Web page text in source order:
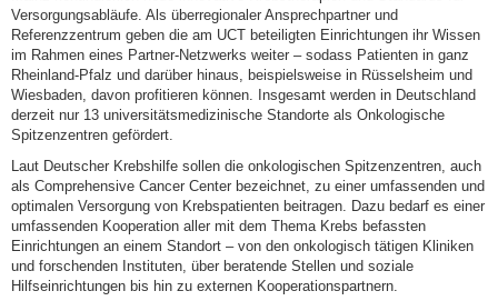
Versorgungsabläufe. Als überregionaler Ansprechpartner und
Referenzzentrum geben die am UCT beteiligten Einrichtungen ihr Wissen
im Rahmen eines Partner-Netzwerks weiter – sodass Patienten in ganz
Rheinland-Pfalz und darüber hinaus, beispielsweise in Rüsselsheim und
Wiesbaden, davon profitieren können. Insgesamt werden in Deutschland
derzeit nur 13 universitätsmedizinische Standorte als Onkologische
Spitzenzentren gefördert.
Laut Deutscher Krebshilfe sollen die onkologischen Spitzenzentren, auch
als Comprehensive Cancer Center bezeichnet, zu einer umfassenden und
optimalen Versorgung von Krebspatienten beitragen. Dazu bedarf es einer
umfassenden Kooperation aller mit dem Thema Krebs befassten
Einrichtungen an einem Standort – von den onkologisch tätigen Kliniken
und forschenden Instituten, über beratende Stellen und soziale
Hilfseinrichtungen bis hin zu externen Kooperationspartnern.